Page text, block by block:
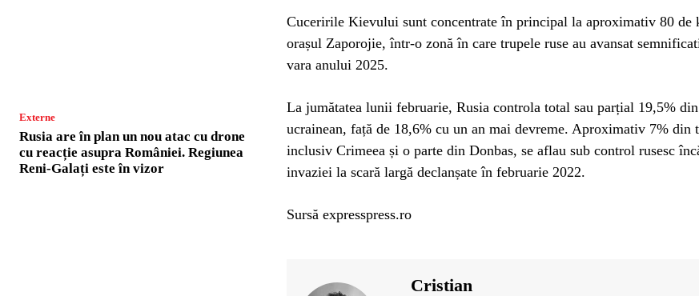
Externe
Rusia are în plan un nou atac cu drone
cu reacție asupra României. Regiunea
Reni-Galați este în vizor
Cuceririle Kievului sunt concentrate în principal la aproximativ 80 de
orașul Zaporojie, într-o zonă în care trupele ruse au avansat
vara anului 2025.
La jumătatea lunii februarie, Rusia controla total sau parțial 19,5%
ucrainean, față de 18,6% cu un an mai devreme. Aproximativ 7% din
inclusiv Crimeea și o parte din Donbas, se aflau sub control rusesc
invaziei la scară largă declanșate în februarie 2022.
Sursă expresspress.ro
Cristian